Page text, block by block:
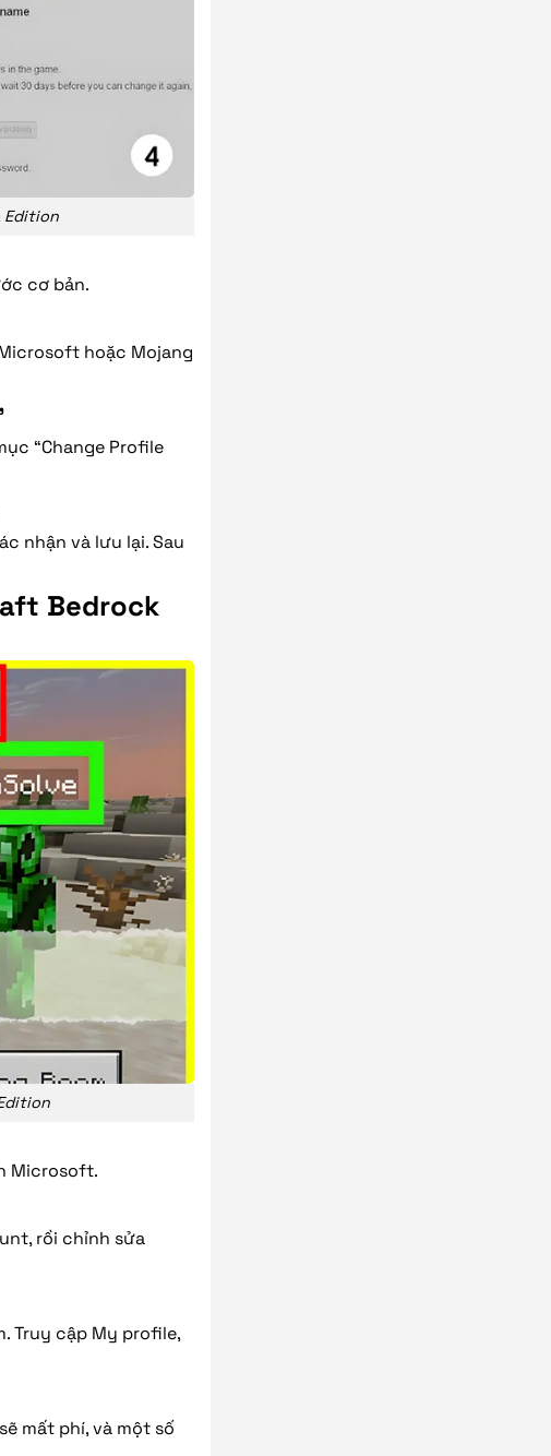
Edition
cơ bản.
hoặc Mojang
“Change Profile
nhận và lưu lại. Sau
Bedrock
Microsoft.
rồi chỉnh sửa
Truy cập My profile,
mất phí, và một số